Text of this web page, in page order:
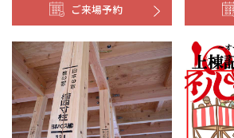
ご来場予約